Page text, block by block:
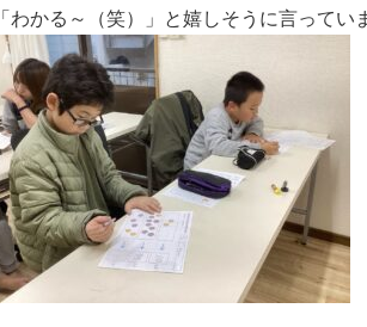
「わかる～（笑）」と嬉しそうに言ってい